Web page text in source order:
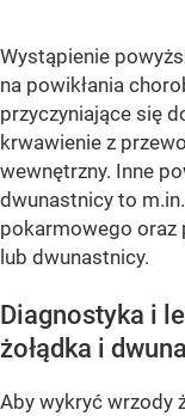
Wystąpienie
na powikłania
przyczyniające się
krwawienie z
wewnętrzny. Inne
dwunastnicy to
pokarmowego oraz
lub dwunastnicy.
Diagnostyka i
żołądka i
Aby wykryć wrzody